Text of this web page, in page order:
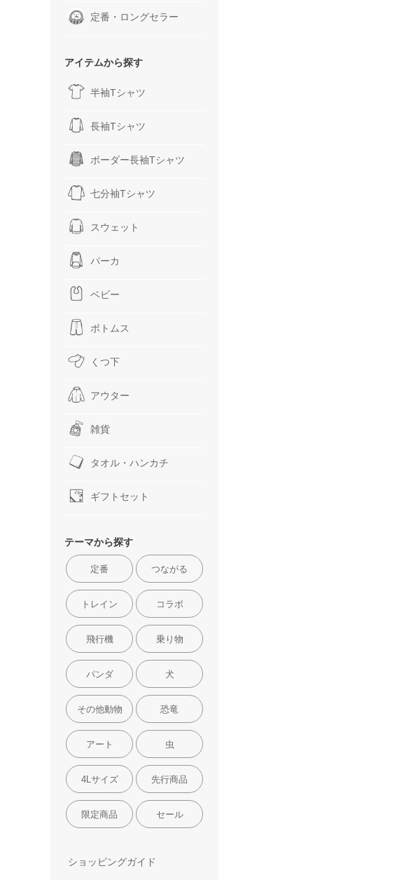
定番・ロングセラー
アイテムから探す
半袖Tシャツ
長袖Tシャツ
ボーダー長袖Tシャツ
七分袖Tシャツ
スウェット
パーカ
ベビー
ボトムス
くつ下
アウター
雑貨
タオル・ハンカチ
ギフトセット
テーマから探す
定番 つながる
トレイン コラボ
飛行機 乗り物
パンダ 犬
その他動物 恐竜
アート 虫
4Lサイズ 先行商品
限定商品 セール
ショッピングガイド